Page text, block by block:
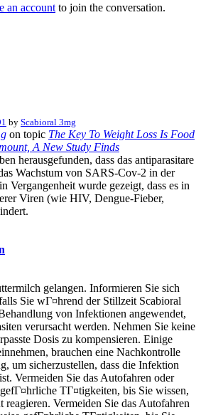
an account to join the conversation.
by Scabioral 3mg
on topic The Key To Weight Loss Is Food
A New Study Finds
herausgefunden, dass das antiparasitare
Wachstum von SARS-Cov-2 in der
Vergangenheit wurde gezeigt, dass es in
Viren (wie HIV, Dengue-Fieber,
gelangen. Informieren Sie sich
Sie wГ¤hrend der Stillzeit Scabioral
von Infektionen angewendet,
verursacht werden. Nehmen Sie keine
Dosis zu kompensieren. Einige
brauchen eine Nachkontrolle
um sicherzustellen, dass die Infektion
Vermeiden Sie das Autofahren oder
TГ¤tigkeiten, bis Sie wissen,
reagieren. Vermeiden Sie das Autofahren